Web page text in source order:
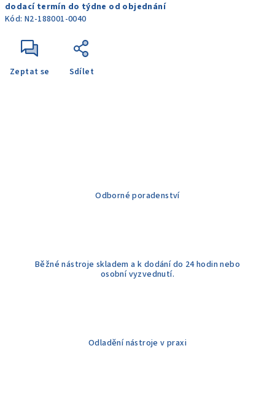
cena:
dodací termín do týdne od objednání
Kód: N2-188001-0040
Zeptat se Sdílet
Odborné poradenství
Běžné nástroje skladem a k dodání do 24 hodin nebo
osobní vyzvednutí.
Odladění nástroje v praxi